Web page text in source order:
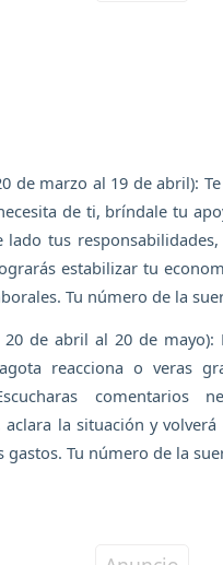
de marzo al 19 de abril):
de ti, bríndale tu
lado tus
estabilizar tu
Tu número de la
20 de abril al 20 de mayo):
reacciona o veras
comentarios
aclara la situación y
gastos. Tu número de la